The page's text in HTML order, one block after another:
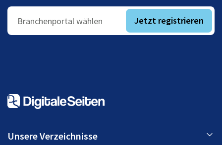
Branchenportal wählen Jetzt registrieren
Unsere Verzeichnisse